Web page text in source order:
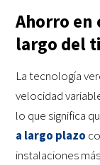
Ahorro en
largo del
La tecnología
velocidad
lo que significa
a largo plazo
instalaciones